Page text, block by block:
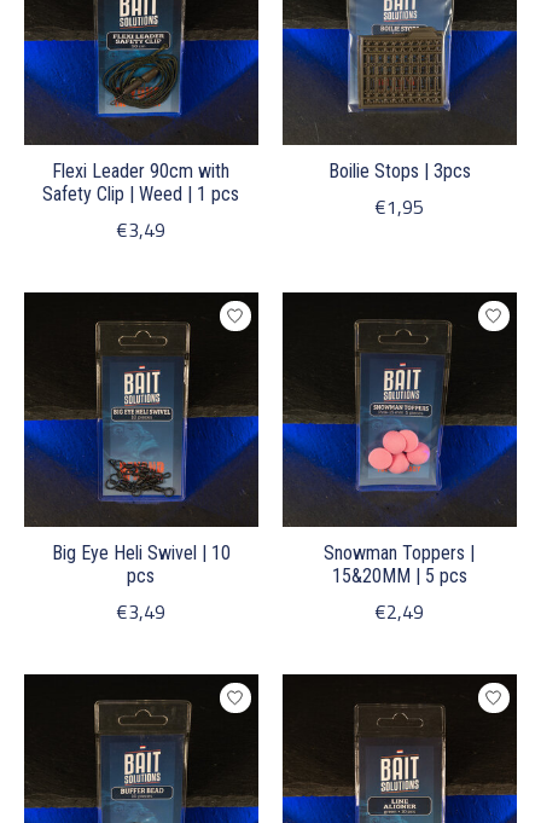
Flexi Leader 90cm with
Safety Clip | Weed | 1 pcs
€3,49
Boilie Stops | 3pcs
€1,95
Big Eye Heli Swivel | 10
pcs
€3,49
Snowman Toppers |
15&20MM | 5 pcs
€2,49